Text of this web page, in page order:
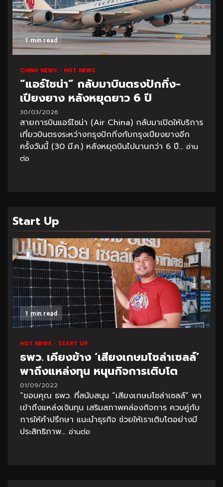
1 min read
CHINA NEWS HOT NEWS
“แอร์ไชน่า” กลับมาบินตรงปักกิ่ง-
เปียงยาง หลังหยุดยาว 6 ปี
30/03/2026
สายการบินแอร์ไชน่า (Air China) กลับมาเปิดให้บริการ
เที่ยวบินตรงระหว่างกรุงปักกิ่งกับกรุงเปียงยางอีก
ครั้งวันนี้ (30 มี.ค.) หลังหยุดบินไปนานกว่า 6 ปี... อ่าน
ต่อ
Start Up
1 min read
HOT NEWS START UP
ธพว. เคียงข้าง ‘เสียงเกษมโซล่าเซลล์’
พาถึงแหล่งทุน หนุนกิจการเติบโต
01/09/2022
“ขอบคุณ ธพว. ที่สนับสนุน “เสียงเกษมโซล่าเซลล์” พา
เข้าถึงแหล่งเงินทุน เสริมสภาพคล่องกิจการ ควบคู่กับ
การให้คำปรึกษา แนะนำธุรกิจ ช่วยให้เราเติบโตอย่างมี
ประสิทธิภาพ... อ่านต่อ